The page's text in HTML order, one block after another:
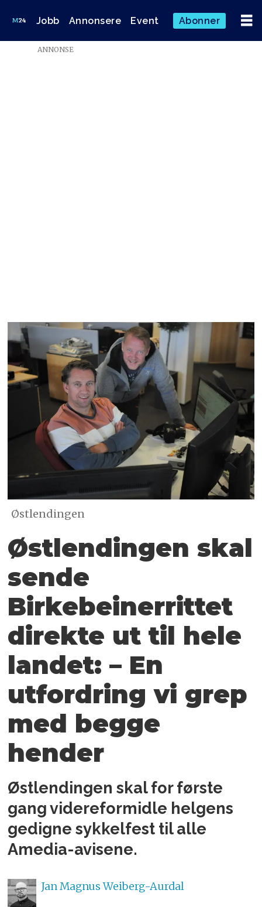
Jobb Annonsere Event Abonner
ANNONSE
Østlendingen
Østlendingen skal
sende
Birkebeinerrittet
direkte ut til hele
landet: – En
utfordring vi grep
med begge
hender
Østlendingen skal for første
gang videreformidle helgens
gedigne sykkelfest til alle
Amedia-avisene.
Jan Magnus Weiberg-Aurdal